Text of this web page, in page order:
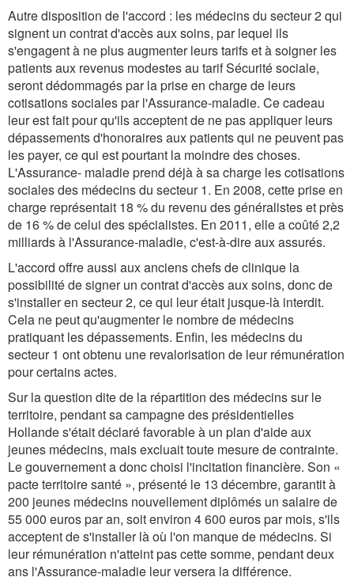
Autre disposition de l'accord : les médecins du secteur 2 qui
signent un contrat d'accès aux soins, par lequel ils
s'engagent à ne plus augmenter leurs tarifs et à soigner les
patients aux revenus modestes au tarif Sécurité sociale,
seront dédommagés par la prise en charge de leurs
cotisations sociales par l'Assurance-maladie. Ce cadeau
leur est fait pour qu'ils acceptent de ne pas appliquer leurs
dépassements d'honoraires aux patients qui ne peuvent pas
les payer, ce qui est pourtant la moindre des choses.
L'Assurance- maladie prend déjà à sa charge les cotisations
sociales des médecins du secteur 1. En 2008, cette prise en
charge représentait 18 % du revenu des généralistes et près
de 16 % de celui des spécialistes. En 2011, elle a coûté 2,2
milliards à l'Assurance-maladie, c'est-à-dire aux assurés.
L'accord offre aussi aux anciens chefs de clinique la
possibilité de signer un contrat d'accès aux soins, donc de
s'installer en secteur 2, ce qui leur était jusque-là interdit.
Cela ne peut qu'augmenter le nombre de médecins
pratiquant les dépassements. Enfin, les médecins du
secteur 1 ont obtenu une revalorisation de leur rémunération
pour certains actes.
Sur la question dite de la répartition des médecins sur le
territoire, pendant sa campagne des présidentielles
Hollande s'était déclaré favorable à un plan d'aide aux
jeunes médecins, mais excluait toute mesure de contrainte.
Le gouvernement a donc choisi l'incitation financière. Son «
pacte territoire santé », présenté le 13 décembre, garantit à
200 jeunes médecins nouvellement diplômés un salaire de
55 000 euros par an, soit environ 4 600 euros par mois, s'ils
acceptent de s'installer là où l'on manque de médecins. Si
leur rémunération n'atteint pas cette somme, pendant deux
ans l'Assurance-maladie leur versera la différence.